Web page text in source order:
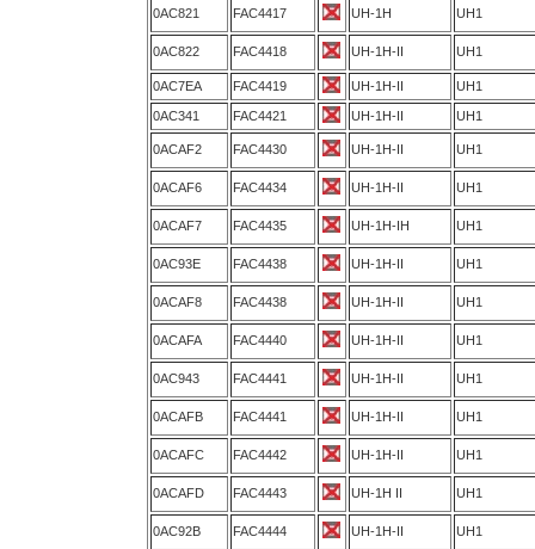
0AC821 FAC4417 UH-1H UH1
0AC822 FAC4418 UH-1H-II UH1
0AC7EA FAC4419 UH-1H-II UH1
0AC341 FAC4421 UH-1H-II UH1
0ACAF2 FAC4430 UH-1H-II UH1
0ACAF6 FAC4434 UH-1H-II UH1
0ACAF7 FAC4435 UH-1H-IH UH1
0AC93E FAC4438 UH-1H-II UH1
0ACAF8 FAC4438 UH-1H-II UH1
0ACAFA FAC4440 UH-1H-II UH1
0AC943 FAC4441 UH-1H-II UH1
0ACAFB FAC4441 UH-1H-II UH1
0ACAFC FAC4442 UH-1H-II UH1
0ACAFD FAC4443 UH-1H II UH1
0AC92B FAC4444 UH-1H-II UH1